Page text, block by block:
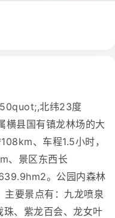
北纬23度
县国有镇龙林场的大
、车程1.5小时，
、景区东西长
。公园内森林
主要景点有：九龙喷泉
、紫龙百会、龙女叶